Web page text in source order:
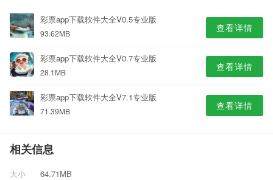
彩票app下载软件大全V0.5专业版
93.62MB 查看详情
彩票app下载软件大全V0.7专业版
28.1MB 查看详情
彩票app下载软件大全V7.1专业版
71.39MB 查看详情
相关信息
大小
64.71MB